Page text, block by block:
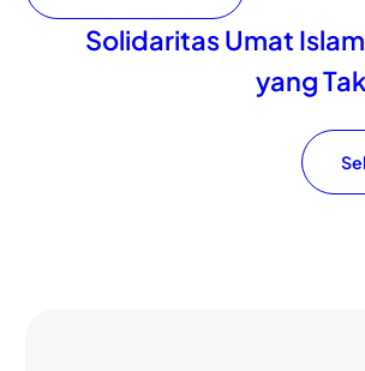
Solidaritas Umat
yang